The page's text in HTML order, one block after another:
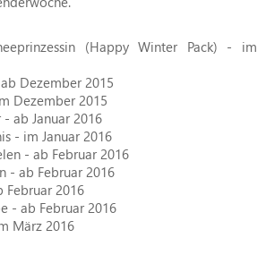
(Happy Winter Pack) - im
Dezember 2015
Dezember 2015
ab Januar 2016
- im Januar 2016
- ab Februar 2016
- ab Februar 2016
Februar 2016
- ab Februar 2016
März 2016